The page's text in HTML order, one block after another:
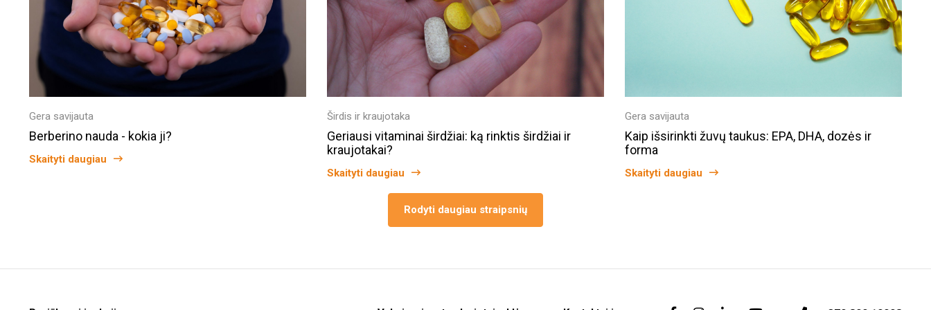
Gera savijauta
Berberino nauda - kokia ji?
Skaityti daugiau
Širdis ir kraujotaka
Geriausi vitaminai širdžiai: ką rinktis širdžiai ir
kraujotakai?
Skaityti daugiau
Gera savijauta
Kaip išsirinkti žuvų taukus: EPA, DHA, dozės ir
forma
Skaityti daugiau
Rodyti daugiau straipsnių